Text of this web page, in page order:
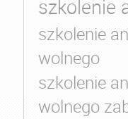
szkolenie
szkolenie
wolnego
szkolenie
wolnego